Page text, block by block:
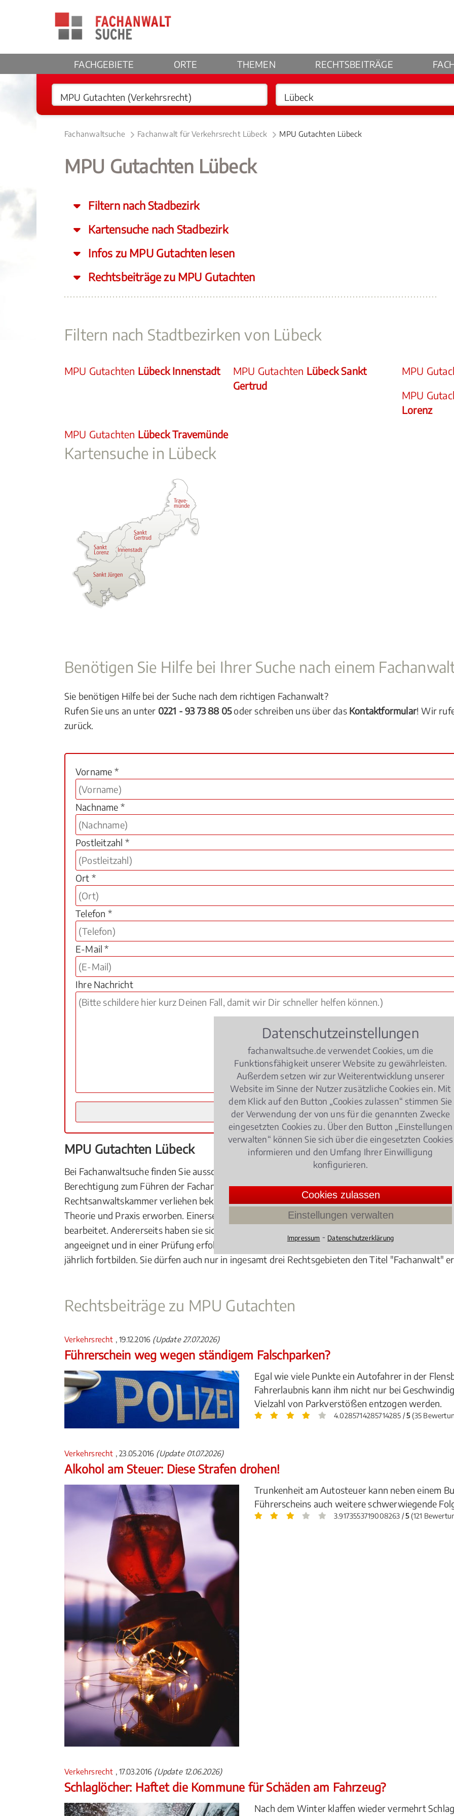
FACHGEBIETE ORTE THEMEN RECHTSBEITRÄGE
Fachanwaltsuche Fachanwalt für Verkehrsrecht Lübeck MPU Gutachten Lübeck
MPU Gutachten Lübeck
Filtern nach Stadbezirk
Kartensuche nach Stadbezirk
Infos zu MPU Gutachten lesen
Rechtsbeiträge zu MPU Gutachten
Filtern nach Stadtbezirken von Lübeck
MPU Gutachten Lübeck Innenstadt MPU Gutachten Lübeck Sankt
Gertrud
MPU
MPU
Lorenz
MPU Gutachten Lübeck Travemünde
Kartensuche in Lübeck
Benötigen Sie Hilfe bei Ihrer Suche nach einem
Sie benötigen Hilfe bei der Suche nach dem richtigen Fachanwalt?
Rufen Sie uns an unter 0221 - 93 73 88 05oder schreiben uns über das Kontaktformular! Wir
zurück.
Vorname *
Nachname *
Postleitzahl *
Ort *
Telefon *
E-Mail *
Ihre Nachricht
MPU Gutachten Lübeck
Bei Fachanwaltsuche finden Sie ausschließlich besonders qualifizierte und erfahrene
Berechtigung zum Führen der Fachanwaltsbezeichnung "Fachanwalt für Verkehrsrecht" haben
Rechtsanwaltskammer verliehen bekommen. Dazu haben die angehenden Fachanwälte für
Theorie und Praxis erworben. Einerseits haben sie in den vergangenen drei Jahren eine
bearbeitet. Andererseits haben sie sich in einem Fachanwaltskurs umfassende theoretische
angeeignet und in einer Prüfung erfolgreich nachgewiesen. Fachanwälte für Verkehrsrecht
jährlich fortbilden. Sie dürfen auch nur in ingesamt drei Rechtsgebieten den Titel "Fachanwalt"
Rechtsbeiträge zu MPU Gutachten
Verkehrsrecht , 19.12.2016 (Update 27.07.2026)
Führerschein weg wegen ständigem Falschparken?
Egal wie viele Punkte ein Autofahrer in der
Fahrerlaubnis kann ihm nicht nur bei
Vielzahl von Parkverstößen entzogen werden.
4.0285714285714285 /5(35
Verkehrsrecht , 23.05.2016 (Update 01.07.2026)
Alkohol am Steuer: Diese Strafen drohen!
Trunkenheit am Autosteuer kann neben einem
Führerscheins auch weitere schwerwiegende
3.9173553719008263 /5(121
Verkehrsrecht , 17.03.2016 (Update 12.06.2026)
Schlaglöcher: Haftet die Kommune für Schäden am Fahrzeug?
Nach dem Winter klaffen wieder vermehrt
Datenschutzeinstellungen
fachanwaltsuche.de verwendet Cookies, um die
Funktionsfähigkeit unserer Website zu gewährleisten.
Außerdem setzen wir zur Weiterentwicklung unserer
Website im Sinne der Nutzer zusätzliche Cookies ein. Mit
dem Klick auf den Button „Cookies zulassen“ stimmen Sie
der Verwendung der von uns für die genannten Zwecke
eingesetzten Cookies zu. Über den Button „Einstellungen
verwalten“ können Sie sich über die eingesetzten Cookies
informieren und den Umfang Ihrer Einwilligung
konfigurieren.
Cookies zulassen
Einstellungen verwalten
Impressum ⁃ Datenschutzerklärung